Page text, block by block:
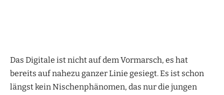
Das Digitale ist nicht auf dem Vormarsch, es hat
bereits auf nahezu ganzer Linie gesiegt. Es ist schon
längst kein Nischenphänomen, das nur die jungen